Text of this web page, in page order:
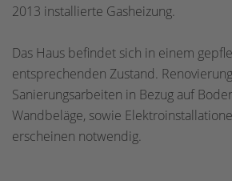
2013 installierte Gasheizung.
Das Haus befindet sich in einem
entsprechenden Zustand.
Sanierungsarbeiten in Bezug auf
Wandbeläge, sowie
erscheinen notwendig.